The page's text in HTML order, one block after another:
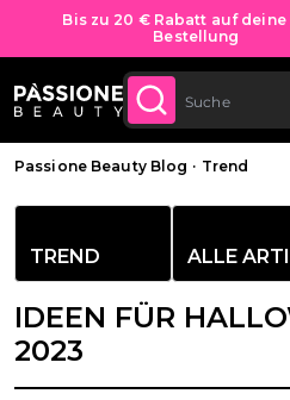
Kostenloser Versand für alle
ab 70 €.
SPRINGEN
Brotkrümel
Passione Beauty Blog · Trend
TREND ALLE
IDEEN FÜR
2023